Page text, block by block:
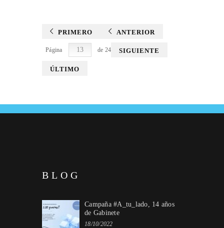
PRIMERO ANTERIOR
Página de 24 SIGUIENTE
ÚLTIMO
BLOG
Campaña #A_tu_lado, 14 años
de Gabinete
18/10/2022